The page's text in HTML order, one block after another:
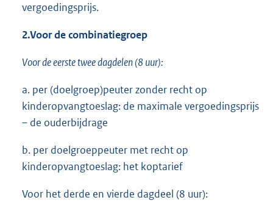
vergoedingsprijs.
2.Voor de combinatiegroep
Voor de eerste twee dagdelen (8 uur):
a. per (doelgroep)peuter zonder recht op
kinderopvangtoeslag: de maximale vergoedingsprijs
– de ouderbijdrage
b. per doelgroeppeuter met recht op
kinderopvangtoeslag: het koptarief
Voor het derde en vierde dagdeel (8 uur):